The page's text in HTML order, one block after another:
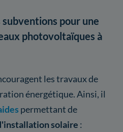
pour une
photovoltaïques à
les travaux de
énergétique. Ainsi, il
permettant de
solaire :